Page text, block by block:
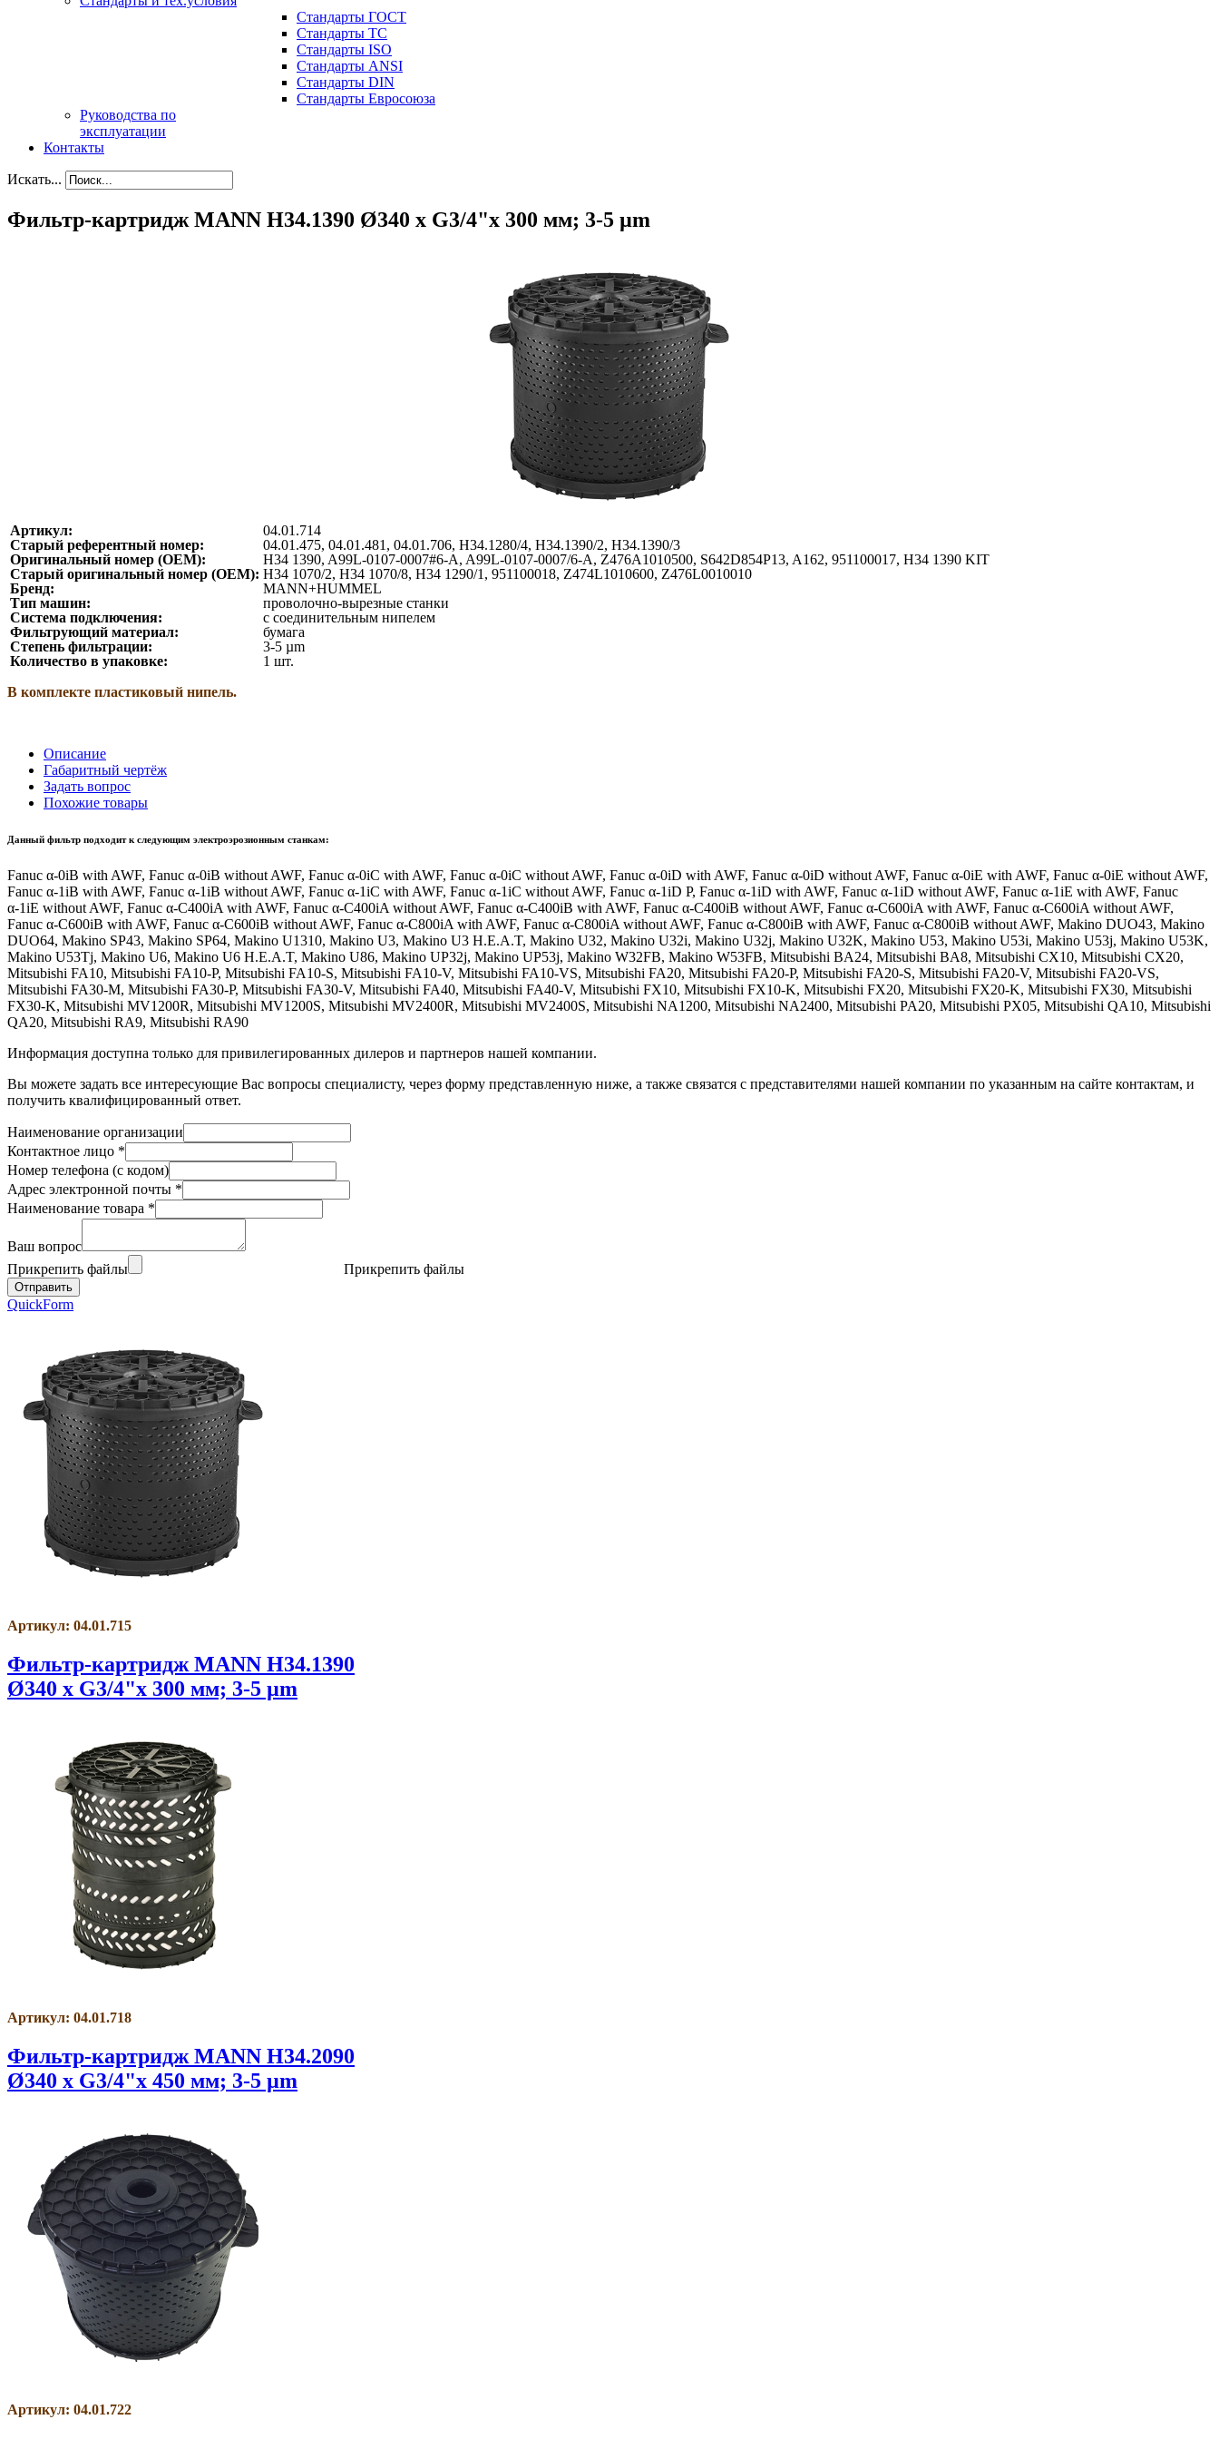
Стандарты ГОСТ
Стандарты ТС
Стандарты ISO
Стандарты ANSI
Стандарты DIN
Стандарты Евросоюза
Руководства по
эксплуатации
Контакты
Искать...
Фильтр-картридж MANN H34.1390 Ø340 x G3/4"x 300 мм; 3-5 µm
Артикул:
04.01.714
Старый референтный номер:
04.01.475, 04.01.481, 04.01.706, H34.1280/4, H34.1390/2, H34.1390/3
Оригинальный номер (ОЕМ):
H34 1390, A99L-0107-0007#6-A, A99L-0107-0007/6-A, Z476A1010500, S642D854P13, A162, 951100017, H34 1390 KIT
Старый оригинальный номер (ОЕМ): H34 1070/2, H34 1070/8, H34 1290/1, 951100018, Z474L1010600, Z476L0010010
Бренд:
MANN+HUMMEL
Тип машин:
проволочно-вырезные станки
Система подключения:
с соединительным нипелем
Фильтрующий материал:
бумага
Степень фильтрации:
3-5 µm
Количество в упаковке:
1 шт.
В комплекте пластиковый нипель.
Описание
Габаритный чертёж
Задать вопрос
Похожие товары
Данный фильтр подходит к следующим электроэрозионным станкам:
Fanuc α-0iB with AWF, Fanuc α-0iB without AWF, Fanuc α-0iC with AWF, Fanuc α-0iC without AWF, Fanuc α-0iD with AWF, Fanuc α-0iD without AWF, Fanuc α-0iE with AWF, Fanuc α-0iE without AWF,
Fanuc α-1iB with AWF, Fanuc α-1iB without AWF, Fanuc α-1iC with AWF, Fanuc α-1iC without AWF, Fanuc α-1iD P, Fanuc α-1iD with AWF, Fanuc α-1iD without AWF, Fanuc α-1iE with AWF, Fanuc
α-1iE without AWF, Fanuc α-C400iA with AWF, Fanuc α-C400iA without AWF, Fanuc α-C400iB with AWF, Fanuc α-C400iB without AWF, Fanuc α-C600iA with AWF, Fanuc α-C600iA without AWF,
Fanuc α-C600iB with AWF, Fanuc α-C600iB without AWF, Fanuc α-C800iA with AWF, Fanuc α-C800iA without AWF, Fanuc α-C800iB with AWF, Fanuc α-C800iB without AWF, Makino DUO43, Makino
DUO64, Makino SP43, Makino SP64, Makino U1310, Makino U3, Makino U3 H.E.A.T, Makino U32, Makino U32i, Makino U32j, Makino U32K, Makino U53, Makino U53i, Makino U53j, Makino U53K,
Makino U53Tj, Makino U6, Makino U6 H.E.A.T, Makino U86, Makino UP32j, Makino UP53j, Makino W32FB, Makino W53FB, Mitsubishi BA24, Mitsubishi BA8, Mitsubishi CX10, Mitsubishi CX20,
Mitsubishi FA10, Mitsubishi FA10-P, Mitsubishi FA10-S, Mitsubishi FA10-V, Mitsubishi FA10-VS, Mitsubishi FA20, Mitsubishi FA20-P, Mitsubishi FA20-S, Mitsubishi FA20-V, Mitsubishi FA20-VS,
Mitsubishi FA30-M, Mitsubishi FA30-P, Mitsubishi FA30-V, Mitsubishi FA40, Mitsubishi FA40-V, Mitsubishi FX10, Mitsubishi FX10-K, Mitsubishi FX20, Mitsubishi FX20-K, Mitsubishi FX30, Mitsubishi
FX30-K, Mitsubishi MV1200R, Mitsubishi MV1200S, Mitsubishi MV2400R, Mitsubishi MV2400S, Mitsubishi NA1200, Mitsubishi NA2400, Mitsubishi PA20, Mitsubishi PX05, Mitsubishi QA10, Mitsubishi
QA20, Mitsubishi RA9, Mitsubishi RA90
Информация доступна только для привилегированных дилеров и партнеров нашей компании.
Вы можете задать все интересующие Вас вопросы специалисту, через форму представленную ниже, а также связатся с представителями нашей компании по указанным на сайте контактам, и
получить квалифицированный ответ.
Наименование организации
Контактное лицо *
Номер телефона (с кодом)
Адрес электронной почты *
Наименование товара *
Ваш вопрос
Прикрепить файлы
Прикрепить файлы
QuickForm
Артикул: 04.01.715
Фильтр-картридж MANN H34.1390
Ø340 x G3/4"x 300 мм; 3-5 µm
Артикул: 04.01.718
Фильтр-картридж MANN H34.2090
Ø340 x G3/4"x 450 мм; 3-5 µm
Артикул: 04.01.722